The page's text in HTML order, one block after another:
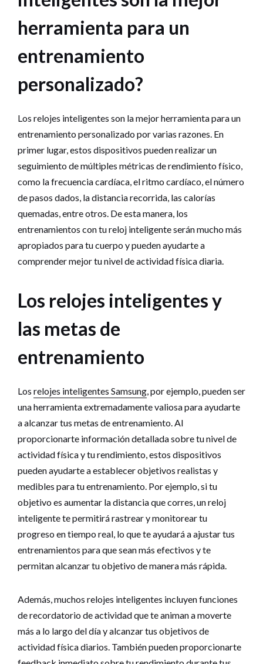
herramienta para un
entrenamiento
personalizado?
Los relojes inteligentes son la mejor herramienta para un
entrenamiento personalizado por varias razones. En
primer lugar, estos dispositivos pueden realizar un
seguimiento de múltiples métricas de rendimiento físico,
como la frecuencia cardíaca, el ritmo cardíaco, el número
de pasos dados, la distancia recorrida, las calorías
quemadas, entre otros. De esta manera, los
entrenamientos con tu reloj inteligente serán mucho más
apropiados para tu cuerpo y pueden ayudarte a
comprender mejor tu nivel de actividad física diaria.
Los relojes inteligentes y
las metas de
entrenamiento
Los relojes inteligentes Samsung, por ejemplo, pueden ser
una herramienta extremadamente valiosa para ayudarte
a alcanzar tus metas de entrenamiento. Al
proporcionarte información detallada sobre tu nivel de
actividad física y tu rendimiento, estos dispositivos
pueden ayudarte a establecer objetivos realistas y
medibles para tu entrenamiento. Por ejemplo, si tu
objetivo es aumentar la distancia que corres, un reloj
inteligente te permitirá rastrear y monitorear tu
progreso en tiempo real, lo que te ayudará a ajustar tus
entrenamientos para que sean más efectivos y te
permitan alcanzar tu objetivo de manera más rápida.
Además, muchos relojes inteligentes incluyen funciones
de recordatorio de actividad que te animan a moverte
más a lo largo del día y alcanzar tus objetivos de
actividad física diarios. También pueden proporcionarte